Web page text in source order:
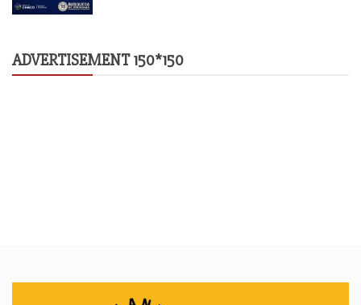
ADVERTISEMENT 150*150